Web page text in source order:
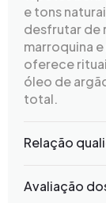
e tons
desfrutar de
marroquina
oferece
óleo de
total.
Relação
Avaliação